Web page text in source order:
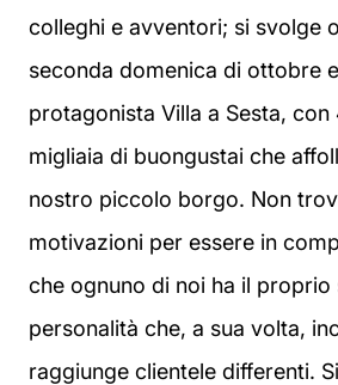
colleghi e avventori; si svolge
seconda domenica di ottobre
protagonista Villa a Sesta,
migliaia di buongustai che
nostro piccolo borgo. Non
motivazioni per essere in
che ognuno di noi ha il proprio
personalità che, a sua volta,
raggiunge clientele differenti.